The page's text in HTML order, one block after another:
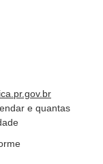
e quantas